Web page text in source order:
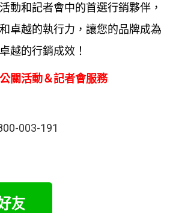
動和記者會中的首選行銷夥伴，
卓越的執行力，讓您的品牌成為
越的行銷成效！
關活動＆記者會服務
003-191